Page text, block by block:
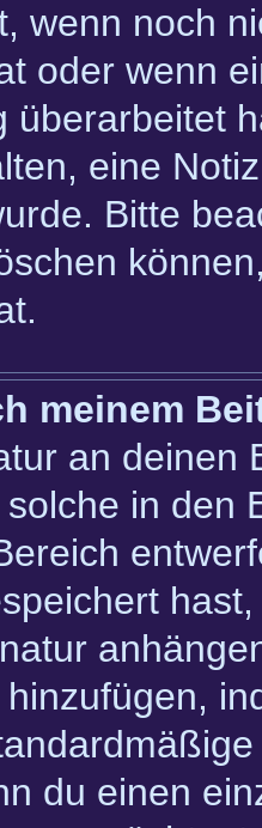
wenn noch
oder wenn
überarbeitet
eine
Bitte
meinem
an deinen
in den
du einen